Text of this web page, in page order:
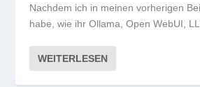
Nachdem ich in meinen vorherigen
habe, wie ihr Ollama, Open WebUI,
WEITERLESEN